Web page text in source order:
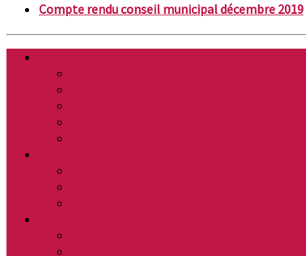
Compte rendu conseil municipal décembre 2019